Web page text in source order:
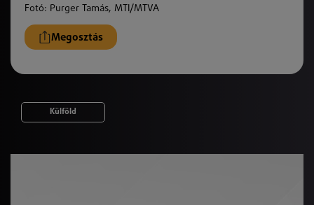
Fotó: Purger Tamás, MTI/MTVA
Megosztás
Külföld